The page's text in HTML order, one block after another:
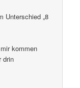
Unterschied „8
kommen
drin